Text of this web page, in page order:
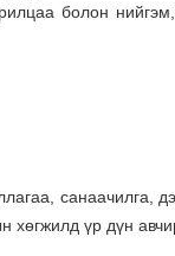
болон
санаачилга,
хөгжилд үр дүн